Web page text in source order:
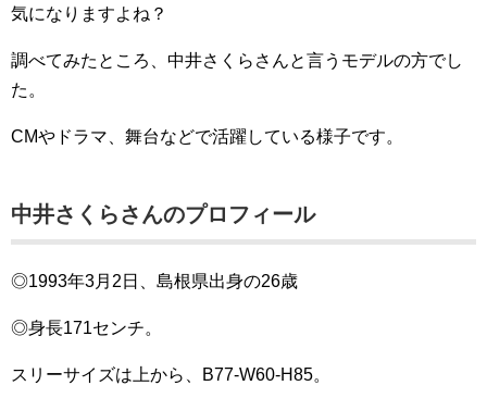
気になりますよね？
調べてみたところ、中井さくらさんと言うモデルの方でし
た。
CMやドラマ、舞台などで活躍している様子です。
中井さくらさんのプロフィール
◎1993年3月2日、島根県出身の26歳
◎身長171センチ。
スリーサイズは上から、B77-W60-H85。